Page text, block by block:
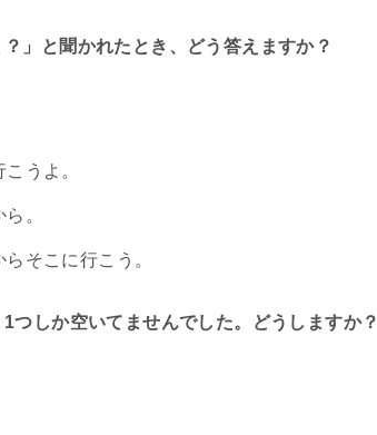
」と聞かれたとき、どう答えますか？
うよ。
。
そこに行こう。
つしか空いてませんでした。どうしますか？